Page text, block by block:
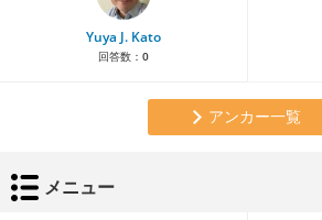
Yuya J. Kato
回答数： 0
アンカー一覧
メニュー